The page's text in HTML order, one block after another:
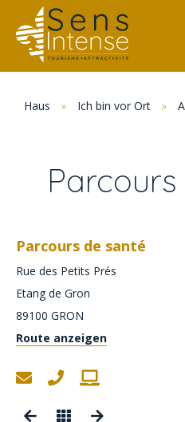
Haus » Ich bin vor Ort »
Parcours de santé
Rue des Petits Prés
Etang de Gron
89100 GRON
Route anzeigen